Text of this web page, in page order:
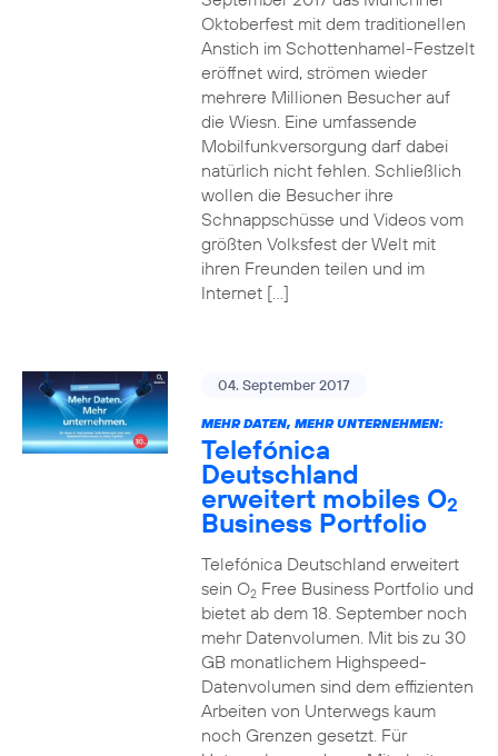
Oktoberfest mit dem traditionellen
Anstich im Schottenhamel-Festzelt
eröffnet wird, strömen wieder
mehrere Millionen Besucher auf
die Wiesn. Eine umfassende
Mobilfunkversorgung darf dabei
natürlich nicht fehlen. Schließlich
wollen die Besucher ihre
Schnappschüsse und Videos vom
größten Volksfest der Welt mit
ihren Freunden teilen und im
Internet […]
04. September 2017
MEHR DATEN, MEHR UNTERNEHMEN:
Telefónica
Deutschland
erweitert mobiles O2
Business Portfolio
Telefónica Deutschland erweitert
sein O2Free Business Portfolio und
bietet ab dem 18. September noch
mehr Datenvolumen. Mit bis zu 30
GB monatlichem Highspeed-
Datenvolumen sind dem effizienten
Arbeiten von Unterwegs kaum
noch Grenzen gesetzt. Für